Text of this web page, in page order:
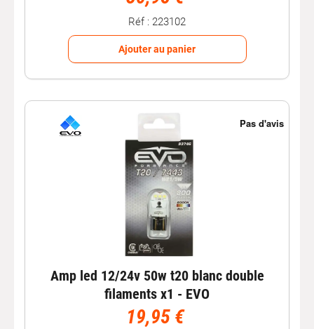
Réf : 223102
Ajouter au panier
Amp led 12/24v 50w t20 blanc double
filaments x1 - EVO
19,95 €